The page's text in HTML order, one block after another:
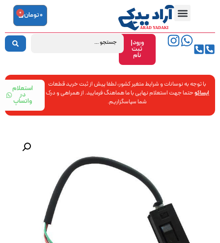
ورود|
ثبت
نام
0تومان 0
با توجه به نوسانات و شرایط متغیر کشور، لطفا پیش از ثبت خرید قطعات
ایساکوحتما جهت استعلام نهایی با ما هماهنگ فرمایید. از همراهی و درک
شما سپاسگزاریم.
استعلام
در
واتساپ